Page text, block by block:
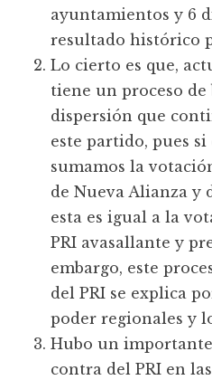
ayuntamientos y 6
resultado histórico
Lo cierto es que,
tiene un proceso
dispersión que
este partido, pues
sumamos la
de Nueva Alianza y
esta es igual a la
PRI avasallante y
embargo, este
del PRI se explica
poder regionales y
Hubo un
contra del PRI en